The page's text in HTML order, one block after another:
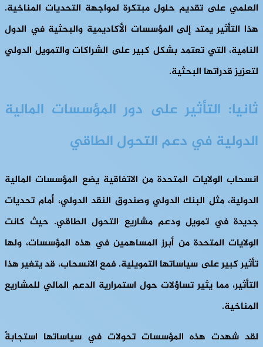
العلمي على تقديم حلول مبتكرة لمواجهة التحديات المناخية.
هذا التأثير يمتد إلى المؤسسات الأكاديمية والبحثية في الدول
النامية، التي تعتمد بشكل كبير على الشراكات والتمويل الدولي
لتعزيز قدراتها البحثية.
ثانيا: التأثير على دور المؤسسات المالية
الدولية في دعم التحول الطاقي
انسحاب الولايات المتحدة من الاتفاقية يضع المؤسسات المالية
الدولية، مثل البنك الدولي وصندوق النقد الدولي، أمام تحديات
جديدة في تمويل ودعم مشاريع التحول الطاقي. حيث كانت
الولايات المتحدة من أبرز المساهمين في هذه المؤسسات، ولها
تأثير كبير على سياساتها التمويلية. فمع الانسحاب، قد يتغير هذا
التأثير، مما يثير تساؤلات حول استمرارية الدعم المالي للمشاريع
المناخية.
لقد شهدت هذه المؤسسات تحولات في سياساتها استجابةً